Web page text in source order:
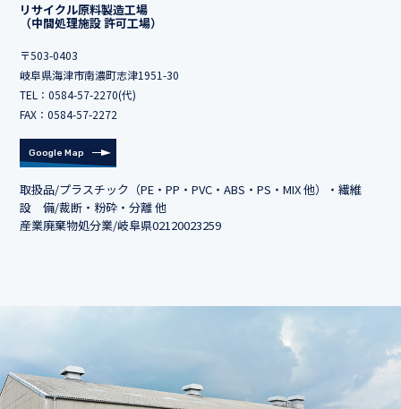
リサイクル原料製造工場
（中間処理施設 許可工場）
〒503-0403
岐阜県海津市南濃町志津1951-30
TEL：0584-57-2270(代)
FAX：0584-57-2272
Google Map
取扱品/プラスチック（PE・PP・PVC・ABS・PS・MIX 他）・繊維
設 備/裁断・粉砕・分離 他
産業廃棄物処分業/岐阜県02120023259